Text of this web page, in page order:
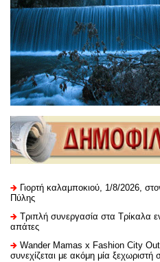
Γιορτή καλαμποκιού, 1/8/2026,
Πύλης
Τριπλή συνεργασία στα Τρίκαλα
απάτες
Wander Mamas x Fashion City
συνεχίζεται με ακόμη μία ξεχωριστή